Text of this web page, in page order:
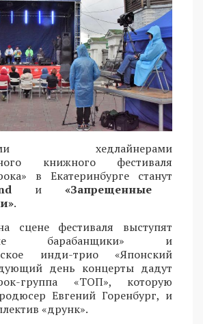
хедлайнерами
книжного фестиваля
в Екатеринбурге станут
и «Запрещенные
.
сцене фестиваля выступят
барабанщики» и
инди-трио «Японский
день концерты дадут
группа «ТОП», которую
Евгений Горенбург, и
«друнк».